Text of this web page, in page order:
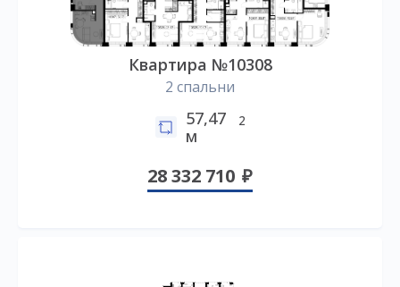
Квартира №10308
2 спальни
57,47
м
2
28 332 710